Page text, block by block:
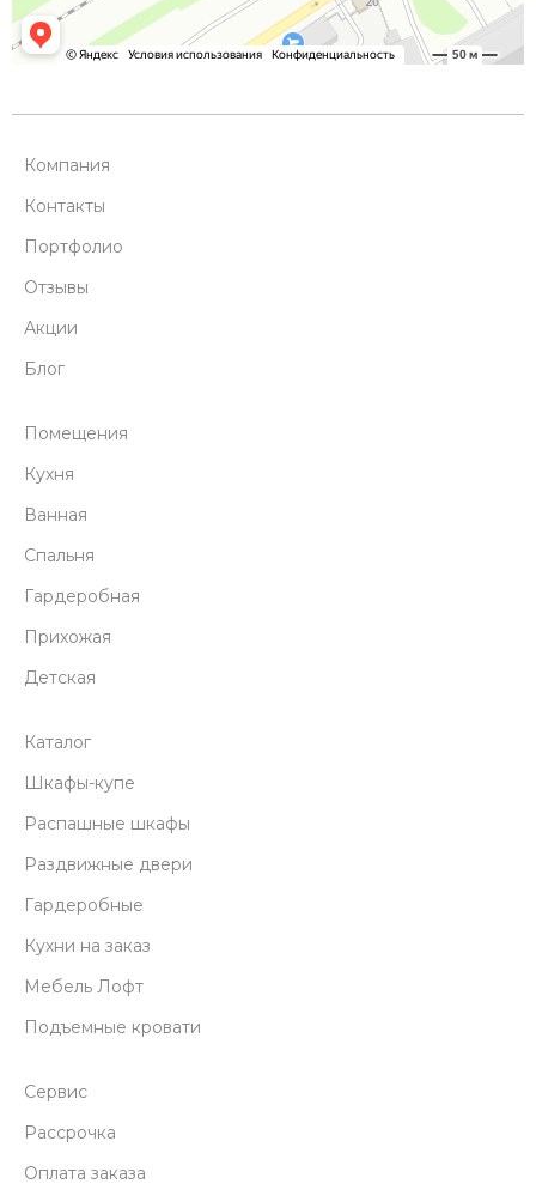
Компания
Контакты
Портфолио
Отзывы
Акции
Блог
Помещения
Кухня
Ванная
Спальня
Гардеробная
Прихожая
Детская
Каталог
Шкафы-купе
Распашные шкафы
Раздвижные двери
Гардеробные
Кухни на заказ
Мебель Лофт
Подъемные кровати
Сервис
Рассрочка
Оплата заказа